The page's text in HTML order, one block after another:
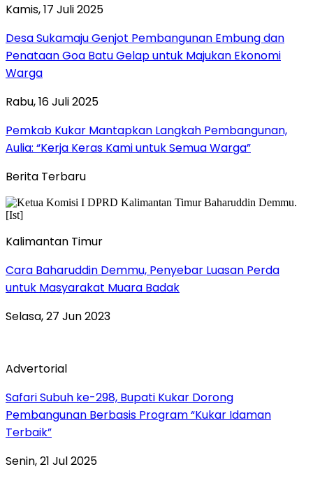
Kamis, 17 Juli 2025
Desa Sukamaju Genjot Pembangunan Embung dan
Penataan Goa Batu Gelap untuk Majukan Ekonomi
Warga
Rabu, 16 Juli 2025
Pemkab Kukar Mantapkan Langkah Pembangunan,
Aulia: “Kerja Keras Kami untuk Semua Warga”
Berita Terbaru
Kalimantan Timur
Cara Baharuddin Demmu, Penyebar Luasan Perda
untuk Masyarakat Muara Badak
Selasa, 27 Jun 2023
Advertorial
Safari Subuh ke-298, Bupati Kukar Dorong
Pembangunan Berbasis Program “Kukar Idaman
Terbaik”
Senin, 21 Jul 2025